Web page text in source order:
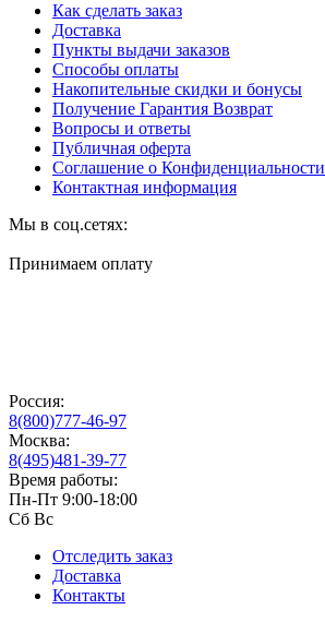
Как сделать заказ
Доставка
Пункты выдачи заказов
Способы оплаты
Накопительные скидки и бонусы
Получение Гарантия Возврат
Вопросы и ответы
Публичная оферта
Соглашение о Конфиденциальности
Контактная информация
Мы в соц.сетях:
Принимаем оплату
Россия:
8(800)777-46-97
Москва:
8(495)481-39-77
Время работы:
Пн-Пт 9:00-18:00
Сб Вс
Отследить заказ
Доставка
Контакты